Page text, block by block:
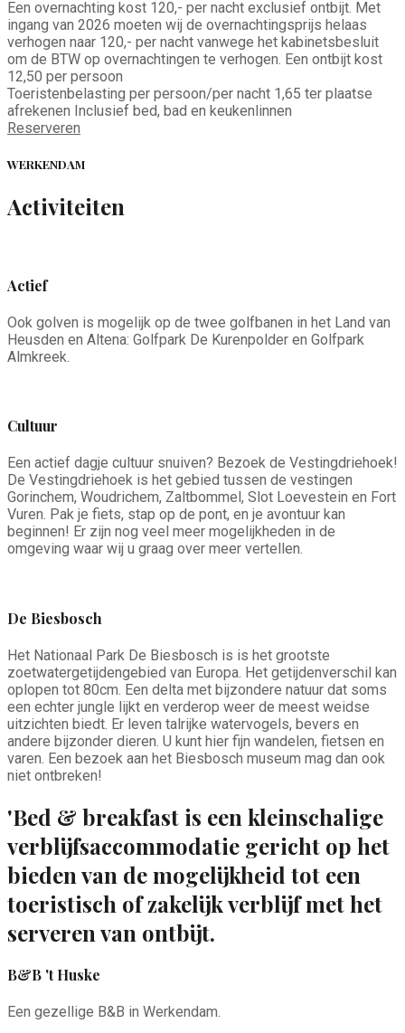
Een overnachting kost 120,- per nacht exclusief ontbijt. Met
ingang van 2026 moeten wij de overnachtingsprijs helaas
verhogen naar 120,- per nacht vanwege het kabinetsbesluit
om de BTW op overnachtingen te verhogen. Een ontbijt kost
12,50 per persoon
Toeristenbelasting per persoon/per nacht 1,65 ter plaatse
afrekenen Inclusief bed, bad en keukenlinnen
Reserveren
WERKENDAM
Activiteiten
Actief
Ook golven is mogelijk op de twee golfbanen in het Land van
Heusden en Altena: Golfpark De Kurenpolder en Golfpark
Almkreek.
Cultuur
Een actief dagje cultuur snuiven? Bezoek de Vestingdriehoek!
De Vestingdriehoek is het gebied tussen de vestingen
Gorinchem, Woudrichem, Zaltbommel, Slot Loevestein en Fort
Vuren. Pak je fiets, stap op de pont, en je avontuur kan
beginnen! Er zijn nog veel meer mogelijkheden in de
omgeving waar wij u graag over meer vertellen.
De Biesbosch
Het Nationaal Park De Biesbosch is is het grootste
zoetwatergetijdengebied van Europa. Het getijdenverschil kan
oplopen tot 80cm. Een delta met bijzondere natuur dat soms
een echter jungle lijkt en verderop weer de meest weidse
uitzichten biedt. Er leven talrijke watervogels, bevers en
andere bijzonder dieren. U kunt hier fijn wandelen, fietsen en
varen. Een bezoek aan het Biesbosch museum mag dan ook
niet ontbreken!
'Bed & breakfast is een kleinschalige
verblijfsaccommodatie gericht op het
bieden van de mogelijkheid tot een
toeristisch of zakelijk verblijf met het
serveren van ontbijt.
B&B 't Huske
Een gezellige B&B in Werkendam.